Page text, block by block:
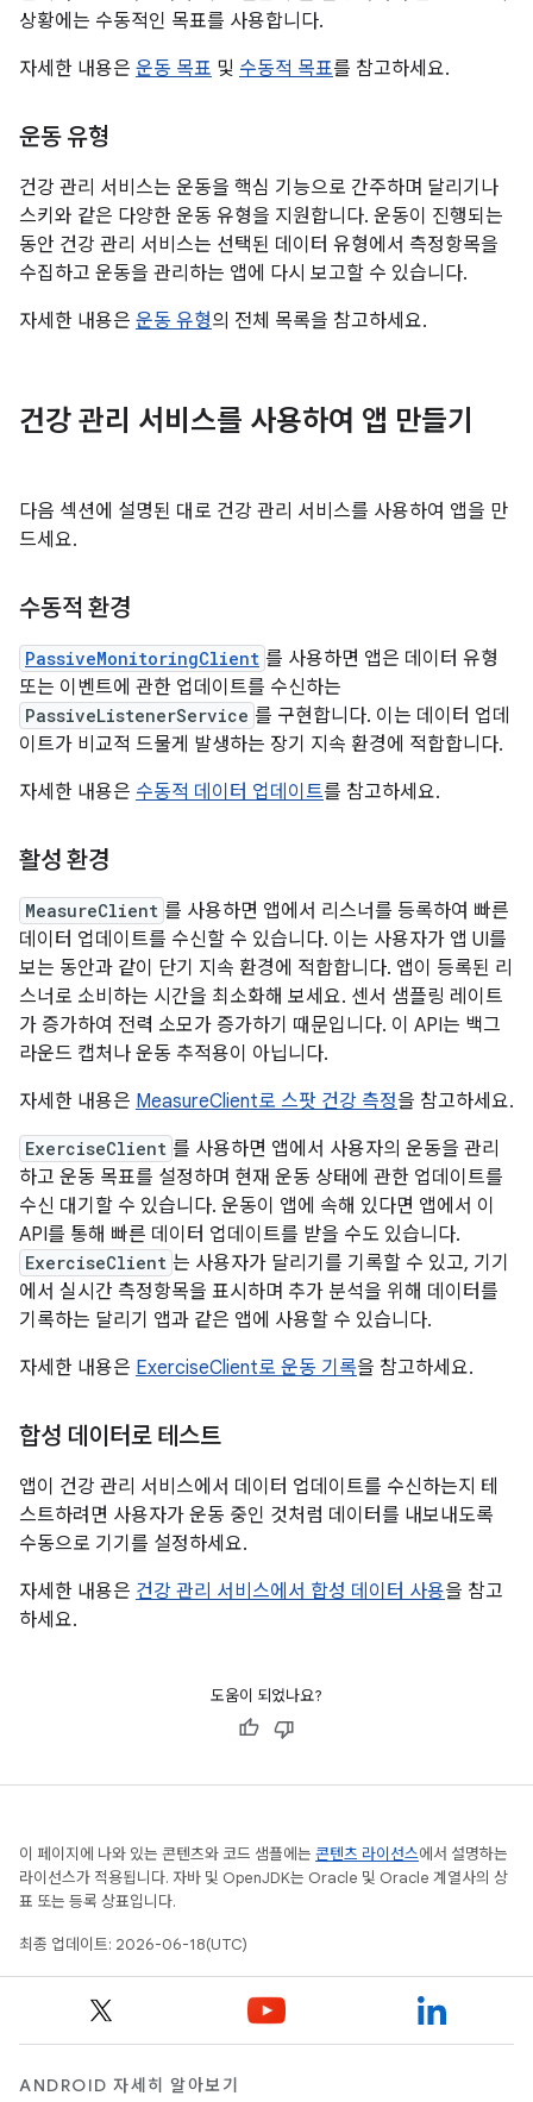
상황에는 수동적인 목표를 사용합니다.
자세한 내용은 운동 목표 및 수동적 목표를 참고하세요.
운동 유형
건강 관리 서비스는 운동을 핵심 기능으로 간주하며 달리기나
스키와 같은 다양한 운동 유형을 지원합니다. 운동이 진행되는
동안 건강 관리 서비스는 선택된 데이터 유형에서 측정항목을
수집하고 운동을 관리하는 앱에 다시 보고할 수 있습니다.
자세한 내용은 운동 유형의 전체 목록을 참고하세요.
건강 관리 서비스를 사용하여 앱 만들기
다음 섹션에 설명된 대로 건강 관리 서비스를 사용하여 앱을 만
드세요.
수동적 환경
PassiveMonitoringClient 를 사용하면 앱은 데이터 유형
또는 이벤트에 관한 업데이트를 수신하는
PassiveListenerService 를 구현합니다. 이는 데이터 업데
이트가 비교적 드물게 발생하는 장기 지속 환경에 적합합니다.
자세한 내용은 수동적 데이터 업데이트를 참고하세요.
활성 환경
MeasureClient 를 사용하면 앱에서 리스너를 등록하여 빠른
데이터 업데이트를 수신할 수 있습니다. 이는 사용자가 앱 UI를
보는 동안과 같이 단기 지속 환경에 적합합니다. 앱이 등록된 리
스너로 소비하는 시간을 최소화해 보세요. 센서 샘플링 레이트
가 증가하여 전력 소모가 증가하기 때문입니다. 이 API는 백그
라운드 캡처나 운동 추적용이 아닙니다.
자세한 내용은 MeasureClient로 스팟 건강 측정을 참고하세요.
ExerciseClient 를 사용하면 앱에서 사용자의 운동을 관리
하고 운동 목표를 설정하며 현재 운동 상태에 관한 업데이트를
수신 대기할 수 있습니다. 운동이 앱에 속해 있다면 앱에서 이
API를 통해 빠른 데이터 업데이트를 받을 수도 있습니다.
ExerciseClient 는 사용자가 달리기를 기록할 수 있고, 기기
에서 실시간 측정항목을 표시하며 추가 분석을 위해 데이터를
기록하는 달리기 앱과 같은 앱에 사용할 수 있습니다.
자세한 내용은 ExerciseClient로 운동 기록을 참고하세요.
합성 데이터로 테스트
앱이 건강 관리 서비스에서 데이터 업데이트를 수신하는지 테
스트하려면 사용자가 운동 중인 것처럼 데이터를 내보내도록
수동으로 기기를 설정하세요.
자세한 내용은 건강 관리 서비스에서 합성 데이터 사용을 참고
하세요.
도움이 되었나요?
이 페이지에 나와 있는 콘텐츠와 코드 샘플에는 콘텐츠 라이선스에서 설명하는
라이선스가 적용됩니다. 자바 및 OpenJDK는 Oracle 및 Oracle 계열사의 상
표 또는 등록 상표입니다.
최종 업데이트: 2026-06-18(UTC)
ANDROID 자세히 알아보기